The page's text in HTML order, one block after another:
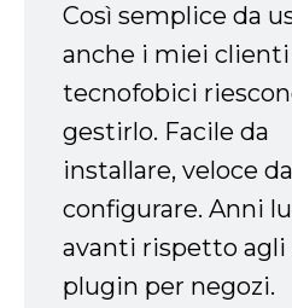
Così semplice da
anche i miei
tecnofobici
gestirlo. Facile da
installare, veloce da
configurare. Anni
avanti rispetto agli
plugin per negozi.